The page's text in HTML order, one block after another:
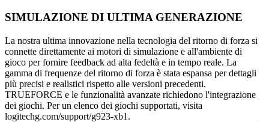
SIMULAZIONE DI ULTIMA GENERAZIONE
La nostra ultima innovazione nella tecnologia del ritorno di forza si
connette direttamente ai motori di simulazione e all'ambiente di
gioco per fornire feedback ad alta fedeltà e in tempo reale. La
gamma di frequenze del ritorno di forza è stata espansa per dettagli
più precisi e realistici rispetto alle versioni precedenti.
TRUEFORCE e le funzionalità avanzate richiedono l'integrazione
dei giochi. Per un elenco dei giochi supportati, visita
logitechg.com/support/g923-xb1.